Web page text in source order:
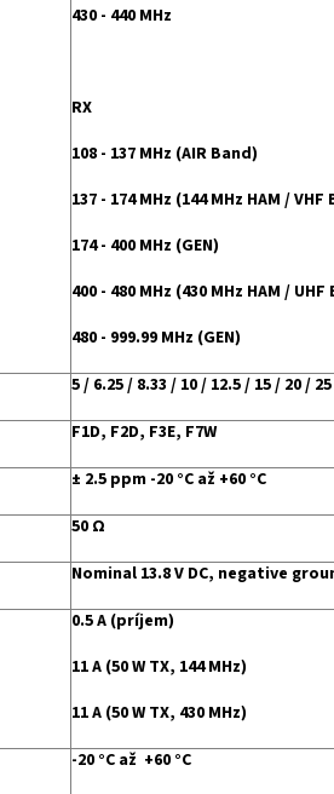
430 - 440 MHz
RX
108 - 137 MHz (AIR Band)
137 - 174 MHz (144 MHz HAM /
174 - 400 MHz (GEN)
400 - 480 MHz (430 MHz HAM /
480 - 999.99 MHz (GEN)
5 / 6.25 / 8.33 / 10 / 12.5 / 15 / 20 /
F1D, F2D, F3E, F7W
± 2.5 ppm -20 °C až +60 °C
50 Ω
Nominal 13.8 V DC, negative
0.5 A (príjem)
11 A (50 W TX, 144 MHz)
11 A (50 W TX, 430 MHz)
-20 °C až +60 °C